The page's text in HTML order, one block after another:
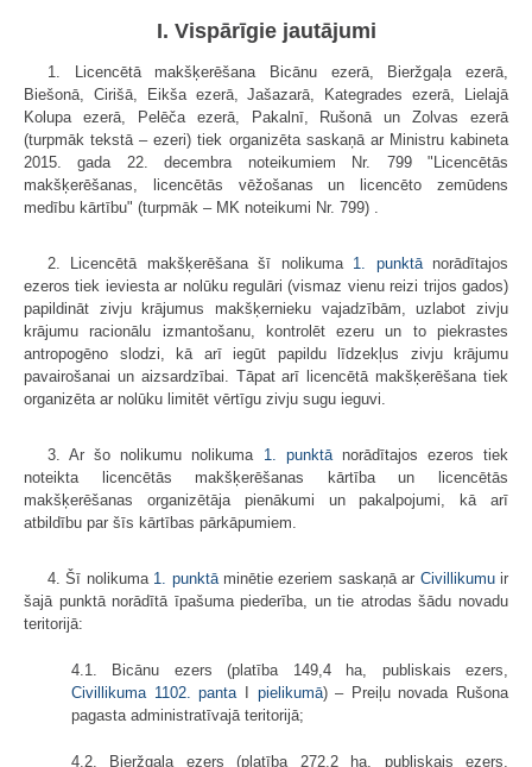
I. Vispārīgie jautājumi
1. Licencētā makšķerēšana Bicānu ezerā, Bieržgaļa ezerā,
Biešonā, Cirišā, Eikša ezerā, Jašazarā, Kategrades ezerā, Lielajā
Kolupa ezerā, Pelēča ezerā, Pakalnī, Rušonā un Zolvas ezerā
(turpmāk tekstā – ezeri) tiek organizēta saskaņā ar Ministru kabineta
2015. gada 22. decembra noteikumiem Nr. 799 "Licencētās
makšķerēšanas, licencētās vēžošanas un licencēto zemūdens
medību kārtību" (turpmāk – MK noteikumi Nr. 799) .
2. Licencētā makšķerēšana šī nolikuma 1. punktānorādītajos
ezeros tiek ieviesta ar nolūku regulāri (vismaz vienu reizi trijos gados)
papildināt zivju krājumus makšķernieku vajadzībām, uzlabot zivju
krājumu racionālu izmantošanu, kontrolēt ezeru un to piekrastes
antropogēno slodzi, kā arī iegūt papildu līdzekļus zivju krājumu
pavairošanai un aizsardzībai. Tāpat arī licencētā makšķerēšana tiek
organizēta ar nolūku limitēt vērtīgu zivju sugu ieguvi.
3. Ar šo nolikumu nolikuma 1. punktānorādītajos ezeros tiek
noteikta licencētās makšķerēšanas kārtība un licencētās
makšķerēšanas organizētāja pienākumi un pakalpojumi, kā arī
atbildību par šīs kārtības pārkāpumiem.
4. Šī nolikuma 1. punktāminētie ezeriem saskaņā ar Civillikumuir
šajā punktā norādītā īpašuma piederība, un tie atrodas šādu novadu
teritorijā:
4.1. Bicānu ezers (platība 149,4 ha, publiskais ezers,
Civillikuma 1102. panta pielikumā) – Preiļu novada Rušona
pagasta administratīvajā teritorijā;
4.2. Bieržgaļa ezers (platība 272.2 ha, publiskais ezers,